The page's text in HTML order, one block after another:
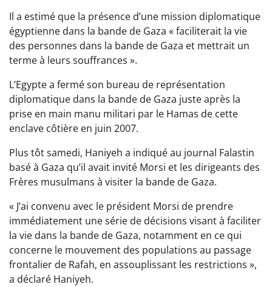
Il a estimé que la présence d’une mission diplomatique
égyptienne dans la bande de Gaza « faciliterait la vie
des personnes dans la bande de Gaza et mettrait un
terme à leurs souffrances ».
L’Egypte a fermé son bureau de représentation
diplomatique dans la bande de Gaza juste après la
prise en main manu militari par le Hamas de cette
enclave côtière en juin 2007.
Plus tôt samedi, Haniyeh a indiqué au journal Falastin
basé à Gaza qu’il avait invité Morsi et les dirigeants des
Frères musulmans à visiter la bande de Gaza.
« J’ai convenu avec le président Morsi de prendre
immédiatement une série de décisions visant à faciliter
la vie dans la bande de Gaza, notamment en ce qui
concerne le mouvement des populations au passage
frontalier de Rafah, en assouplissant les restrictions »,
a déclaré Haniyeh.